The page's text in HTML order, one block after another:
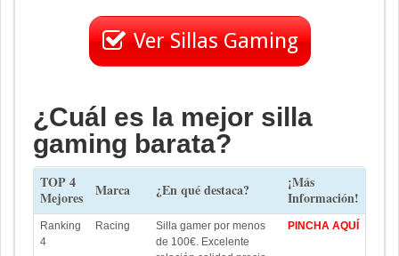
Ver Sillas Gaming
¿Cuál es la mejor silla
gaming barata?
TOP 4
Mejores
Marca ¿En qué destaca?
¡Más
Información!
Ranking
4
Racing
Silla gamer por menos
de 100€. Excelente
PINCHA AQUÍ